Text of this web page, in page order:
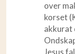
over
korset
akkurat
Jesus